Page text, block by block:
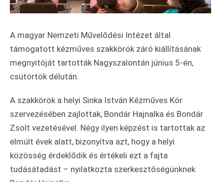
A magyar Nemzeti Művelődési Intézet által
támogatott kézműves szakkörök záró kiállításának
megnyitóját tartották Nagyszalontán június 5-én,
csütörtök délután.
A szakkörök a helyi Sinka István Kézműves Kör
szervezésében zajlottak, Bondár Hajnalka és Bondár
Zsolt vezetésével. Négy ilyen képzést is tartottak az
elmúlt évek alatt, bizonyítva azt, hogy a helyi
közösség érdeklődik és értékeli ezt a fajta
tudásátadást – nyilatkozta szerkesztőségünknek